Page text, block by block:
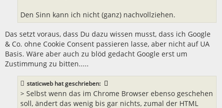
Den Sinn kann ich nicht (ganz) nachvollziehen.
Das setzt voraus, dass Du dazu wissen musst, dass ich Google
& Co. ohne Cookie Consent passieren lasse, aber nicht auf UA
Basis. Wäre aber auch zu blöd gedacht Google erst um
Zustimmung zu bitten.....
staticwebhat geschrieben:
> Selbst wenn das im Chrome Browser ebenso geschehen
soll, ändert das wenig bis gar nichts, zumal der HTML